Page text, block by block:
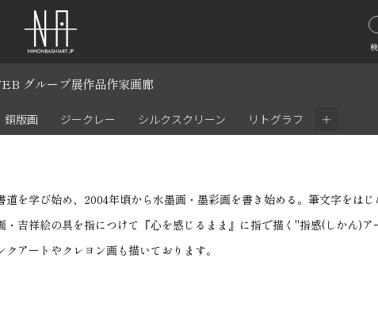
グループ展作品作家画廊
銅版画 ジークレー シルクスクリーン リトグラフ ＋
道を学び始め、2004年頃から水墨画・墨彩画を書き始める。筆文字をは
・吉祥絵の具を指につけて『心を感じるまま』に指で描く"指感(しかん)ア
クアートやクレヨン画も描いております。